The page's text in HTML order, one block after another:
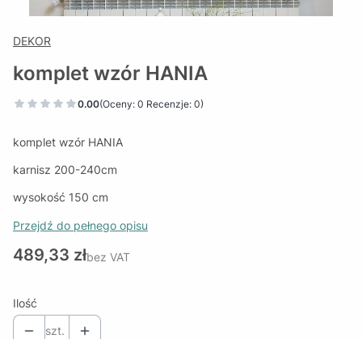
DEKOR
komplet wzór HANIA
0.00(Oceny: 0 Recenzje: 0)
komplet wzór HANIA
karnisz 200-240cm
wysokość 150 cm
Przejdź do pełnego opisu
Cena
489,33 złbez VAT
Ilość
szt.